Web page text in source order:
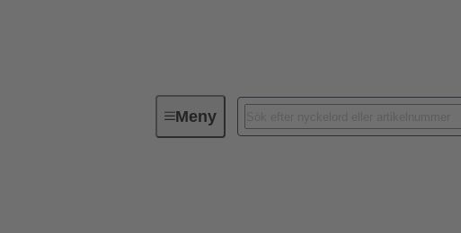
MenyFörbindningsteknik